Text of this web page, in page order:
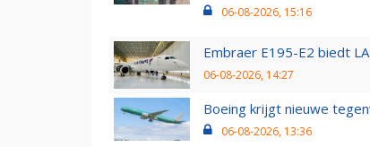
06-08-2026, 15:16
Embraer E195-E2 biedt
06-08-2026, 14:27
Boeing krijgt nieuwe
06-08-2026, 13:36